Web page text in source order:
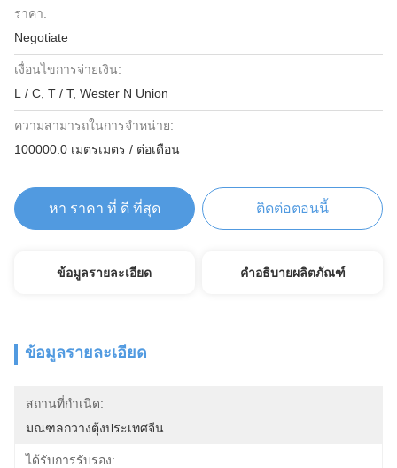
ราคา:
Negotiate
เงื่อนไขการจ่ายเงิน:
L / C, T / T, Wester N Union
ความสามารถในการจําหน่าย:
100000.0 เมตรเมตร / ต่อเดือน
หา ราคา ที่ ดี ที่สุด ติดต่อตอนนี้
ข้อมูลรายละเอียด คำอธิบายผลิตภัณฑ์
ข้อมูลรายละเอียด
สถานที่กำเนิด:
มณฑลกวางตุ้งประเทศจีน
ได้รับการรับรอง: